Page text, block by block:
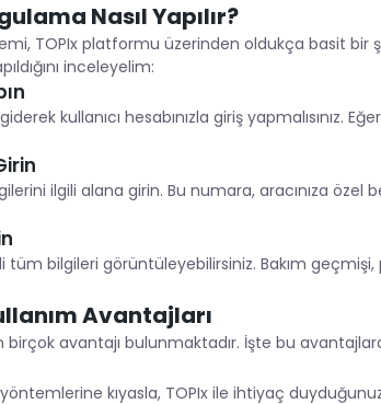
Nasıl Yapılır?
TOPIx platformu üzerinden oldukça basit bir
inceleyelim:
kullanıcı hesabınızla giriş yapmalısınız.
ilgili alana girin. Bu numara, aracınıza
tüm bilgileri görüntüleyebilirsiniz. Bakım
Avantajları
birçok avantajı bulunmaktadır. İşte bu
kıyasla, TOPIx ile ihtiyaç